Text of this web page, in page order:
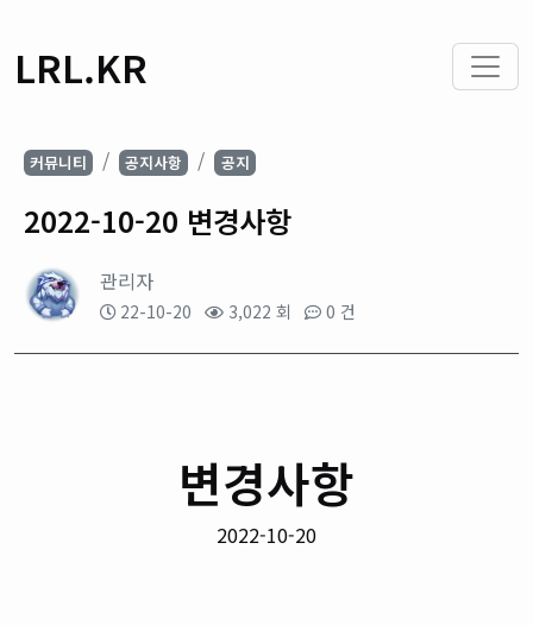
LRL.KR
커뮤니티 공지사항 공지
2022-10-20 변경사항
관리자
22-10-20 3,022 회 0 건
변경사항
2022-10-20